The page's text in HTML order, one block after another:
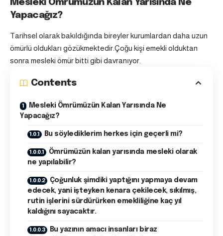
Mesleki Ömrümüzün Kalan Yarısında Ne
Yapacağız?
Tarihsel olarak bakıldığında bireyler kurumlardan daha uzun
ömürlü oldukları gözükmektedir.Çoğu kişi emekli olduktan
sonra mesleki ömür bitti gibi davranıyor.
Contents
Mesleki Ömrümüzün Kalan Yarısında Ne
Yapacağız?
Bu söylediklerim herkes için geçerli mi?
Ömrümüzün kalan yarısında mesleki olarak
ne yapılabilir?
Çoğunluk şimdiki yaptığını yapmaya devam
edecek, yani işteyken kenara çekilecek, sıkılmış,
rutin işlerini sürdürürken emekliliğine kaç yıl
kaldığını sayacaktır.
Bu yazının amacı insanları biraz